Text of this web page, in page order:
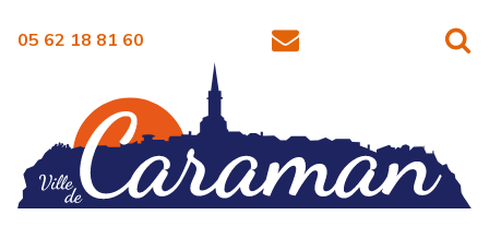
05 62 18 81 60